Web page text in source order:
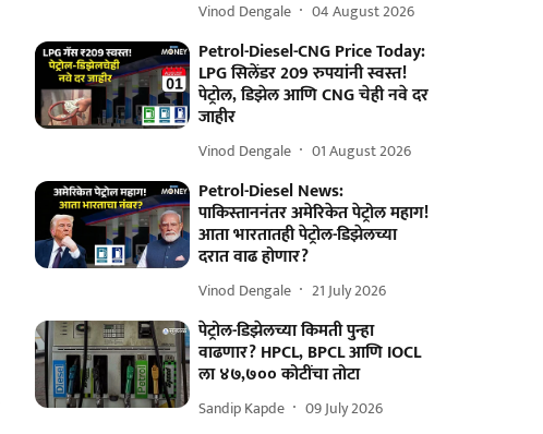
Vinod Dengale 04 August 2026
Petrol-Diesel-CNG Price Today:
LPG सिलेंडर 209 रुपयांनी स्वस्त!
पेट्रोल, डिझेल आणि CNG चेही नवे दर
जाहीर
Vinod Dengale 01 August 2026
Petrol-Diesel News:
पाकिस्ताननंतर अमेरिकेत पेट्रोल महाग!
आता भारतातही पेट्रोल-डिझेलच्या
दरात वाढ होणार?
Vinod Dengale 21 July 2026
पेट्रोल-डिझेलच्या किमती पुन्हा
वाढणार? HPCL, BPCL आणि IOCL
ला ४७,७०० कोटींचा तोटा
Sandip Kapde 09 July 2026